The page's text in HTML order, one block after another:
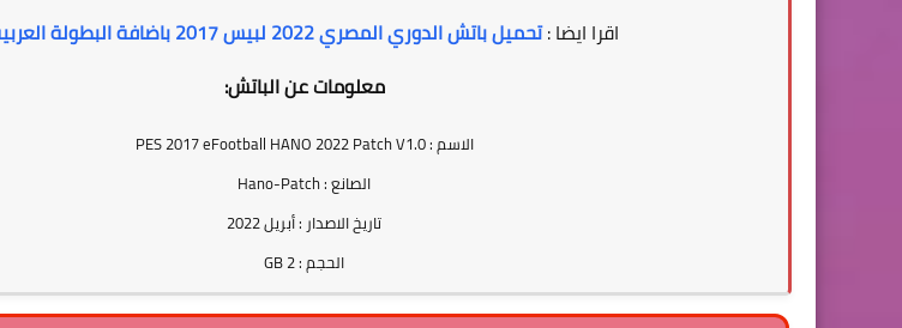
اقرا ايضا :تحميل باتش الدوري المصري 2022 لبيس 2017 باضافة البطولة العربية
معلومات عن الباتش:
الاسم : PES 2017 eFootball HANO 2022 Patch V1.0
الصانع : Hano-Patch
تاريخ الاصدار : أبريل 2022
الحجم : 2 GB